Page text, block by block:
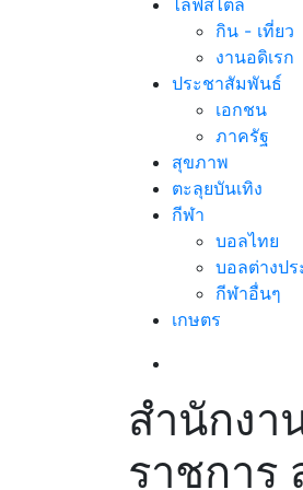
ไลฟ์สไตล์
กิน - เที่ยว
งานอดิเรก
ประชาสัมพันธ์
เอกชน
ภาครัฐ
สุขภาพ
ตะลุยบันเทิง
กีฬา
บอลไทย
บอลต่างปร
กีฬาอื่นๆ
เกษตร
สำนักงา
ราชการ